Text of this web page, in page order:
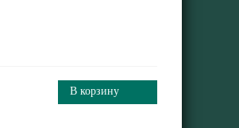
В корзину